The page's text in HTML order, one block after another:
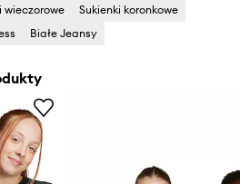
wieczorowe
Sukienki koronkowe
Białe Jeansy